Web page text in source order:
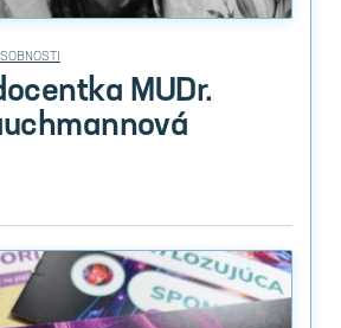
MUDr.